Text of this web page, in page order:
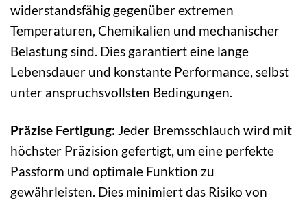
widerstandsfähig gegenüber extremen
Temperaturen, Chemikalien und mechanischer
Belastung sind. Dies garantiert eine lange
Lebensdauer und konstante Performance, selbst
unter anspruchsvollsten Bedingungen.
Präzise Fertigung: Jeder Bremsschlauch wird mit
höchster Präzision gefertigt, um eine perfekte
Passform und optimale Funktion zu
gewährleisten. Dies minimiert das Risiko von